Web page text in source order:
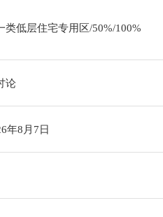
类低层住宅专用区/50%/100%
论
年8月7日